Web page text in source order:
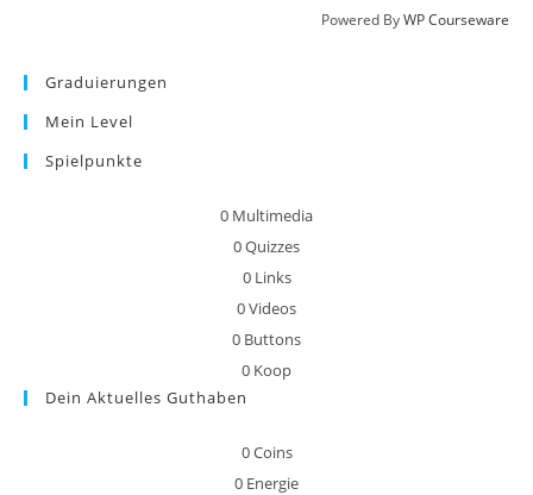
Powered ByWP Courseware
Graduierungen
Mein Level
Spielpunkte
0 Multimedia
0Quizzes
0 Links
0Videos
0 Buttons
0 Koop
Dein Aktuelles Guthaben
0Coins
0 Energie